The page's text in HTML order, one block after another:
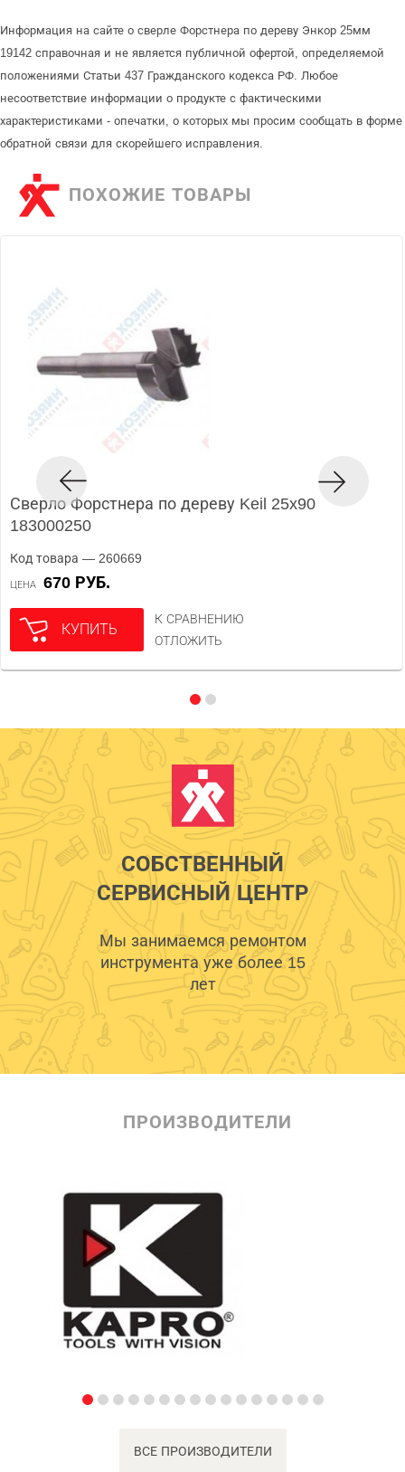
Информация на сайте о сверле Форстнера по дереву Энкор 25мм
19142 справочная и не является публичной офертой, определяемой
положениями Статьи 437 Гражданского кодекса РФ. Любое
несоответствие информации о продукте с фактическими
характеристиками - опечатки, о которых мы просим сообщать в форме
обратной связи для скорейшего исправления.
ПОХОЖИЕ ТОВАРЫ
Сверло Форстнера по дереву Keil 25x90
183000250
Код товара — 260669
ЦЕНА 670 РУБ.
КУПИТЬ
К СРАВНЕНИЮ
ОТЛОЖИТЬ
СОБСТВЕННЫЙ
СЕРВИСНЫЙ ЦЕНТР
Мы занимаемся ремонтом
инструмента уже более 15
лет
ПРОИЗВОДИТЕЛИ
ВСЕ ПРОИЗВОДИТЕЛИ